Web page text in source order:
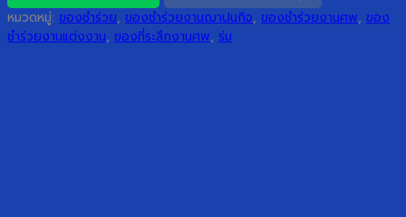
หมวดหมู่: ของชำร่วย, ของชำร่วยงานฌาปนกิจ, ของชำร่วยงานศพ, ของ
ชำร่วยงานแต่งงาน, ของที่ระลึกงานศพ, ร่ม